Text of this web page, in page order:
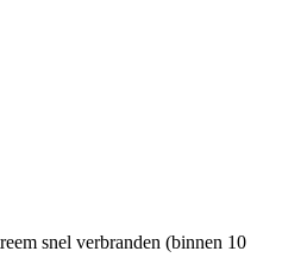
snel verbranden (binnen 10